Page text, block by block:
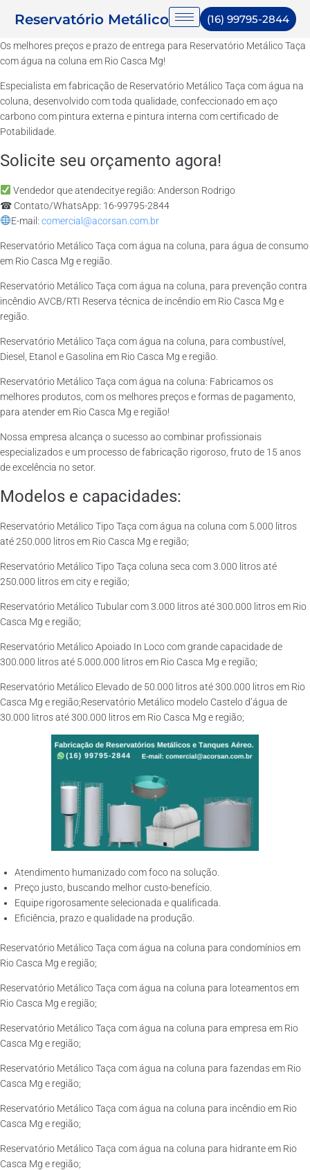
Reservatório Metálico (16) 99795-2844
Os melhores preços e prazo de entrega para Reservatório Metálico Taça
com água na coluna em Rio Casca Mg!
Especialista em fabricação de Reservatório Metálico Taça com água na
coluna, desenvolvido com toda qualidade, confeccionado em aço
carbono com pintura externa e pintura interna com certificado de
Potabilidade.
Solicite seu orçamento agora!
Vendedor que atendecitye região: Anderson Rodrigo
☎ Contato/WhatsApp: 16-99795-2844
E-mail: comercial@acorsan.com.br
Reservatório Metálico Taça com água na coluna, para água de consumo
em Rio Casca Mg e região.
Reservatório Metálico Taça com água na coluna, para prevenção contra
incêndio AVCB/RTI Reserva técnica de incêndio em Rio Casca Mg e
região.
Reservatório Metálico Taça com água na coluna, para combustível,
Diesel, Etanol e Gasolina em Rio Casca Mg e região.
Reservatório Metálico Taça com água na coluna: Fabricamos os
melhores produtos, com os melhores preços e formas de pagamento,
para atender em Rio Casca Mg e região!
Nossa empresa alcança o sucesso ao combinar profissionais
especializados e um processo de fabricação rigoroso, fruto de 15 anos
de excelência no setor.
Modelos e capacidades:
Reservatório Metálico Tipo Taça com água na coluna com 5.000 litros
até 250.000 litros em Rio Casca Mg e região;
Reservatório Metálico Tipo Taça coluna seca com 3.000 litros até
250.000 litros em city e região;
Reservatório Metálico Tubular com 3.000 litros até 300.000 litros em Rio
Casca Mg e região;
Reservatório Metálico Apoiado In Loco com grande capacidade de
300.000 litros até 5.000.000 litros em Rio Casca Mg e região;
Reservatório Metálico Elevado de 50.000 litros até 300.000 litros em Rio
Casca Mg e região;Reservatório Metálico modelo Castelo d’água de
30.000 litros até 300.000 litros em Rio Casca Mg e região;
Atendimento humanizado com foco na solução.
Preço justo, buscando melhor custo-benefício.
Equipe rigorosamente selecionada e qualificada.
Eficiência, prazo e qualidade na produção.
Reservatório Metálico Taça com água na coluna para condomínios em
Rio Casca Mg e região;
Reservatório Metálico Taça com água na coluna para loteamentos em
Rio Casca Mg e região;
Reservatório Metálico Taça com água na coluna para empresa em Rio
Casca Mg e região;
Reservatório Metálico Taça com água na coluna para fazendas em Rio
Casca Mg e região;
Reservatório Metálico Taça com água na coluna para incêndio em Rio
Casca Mg e região;
Reservatório Metálico Taça com água na coluna para hidrante em Rio
Casca Mg e região;